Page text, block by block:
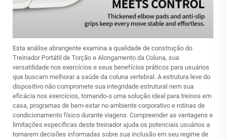
Esta análise abrangente examina a qualidade de construção do
Treinador Portátil de Torção e Alongamento da Coluna, sua
versatilidade nos exercícios e seus benefícios práticos para usuários
que buscam melhorar a saúde da coluna vertebral. A estrutura leve do
dispositivo não compromete sua integridade estrutural nem sua
eficácia nos exercícios, tornando-o uma solução ideal para treinos em
casa, programas de bem-estar no ambiente corporativo e rotinas de
condicionamento físico durante viagens. Compreender as vantagens e
limitações específicas deste treinador ajuda os potenciais usuários a
tomarem decisões informadas sobre sua inclusão em seu regime de